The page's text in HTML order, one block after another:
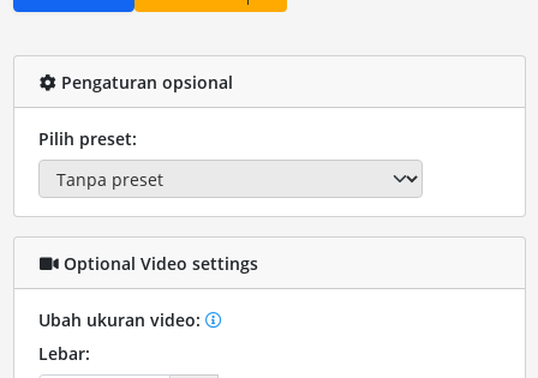
Pengaturan opsional
Pilih preset:
Optional Video settings
Ubah ukuran video:
Lebar: